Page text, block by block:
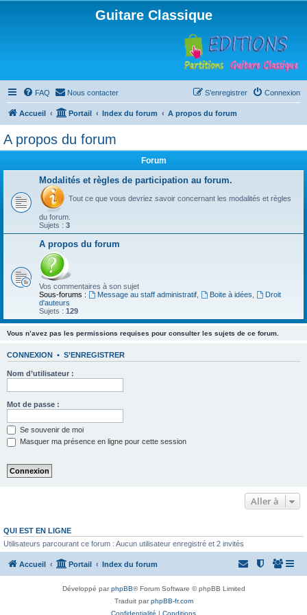
Guitare Classique
FAQ Nous contacter Connexion
S’enregistrer
Accueil Portail Index du forum A propos du forum
A propos du forum
Forum
Modalités et règles de participation au forum.
Tout ce que vous devriez savoir concernant les modalités et règles
du forum.
Sujets : 3
A propos du forum
Vos commentaires à son sujet
Sous-forums :
Message au staff administratif, Boite à idées
Droit
d'auteurs
Sujets : 129
Vous n’avez pas les permissions requises pour consulter les sujets de ce forum.
CONNEXION • S’ENREGISTRER
Nom d’utilisateur :
Mot de passe :
Se souvenir de moi
Masquer ma présence en ligne pour cette session
Aller à
QUI EST EN LIGNE
Utilisateurs parcourant ce forum : Aucun utilisateur enregistré et 2 invités
Accueil Portail Index du forum
Développé parphpBB® Forum Software © phpBB Limited
Traduit parphpBB-fr.com
Confidentialité | Conditions